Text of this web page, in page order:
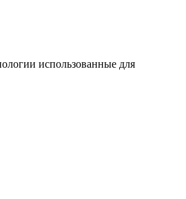
использованные для